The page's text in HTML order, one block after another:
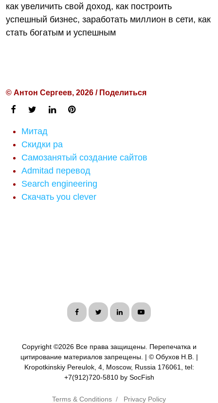
как увеличить свой доход, как построить
успешный бизнес, заработать миллион в сети, как
стать богатым и успешным
© Антон Сергеев, 2026 / Поделиться
Митад
Скидки ра
Самозанятый создание сайтов
Admitad перевод
Search engineering
Скачать you clever
Copyright ©2026 Все права защищены. Перепечатка и
цитирование материалов запрещены. | © Обухов Н.В. |
Kropotkinskiy Pereulok, 4, Moscow, Russia 176061, tel:
+7(912)720-5810 by SocFish
Terms & Conditions / Privacy Policy